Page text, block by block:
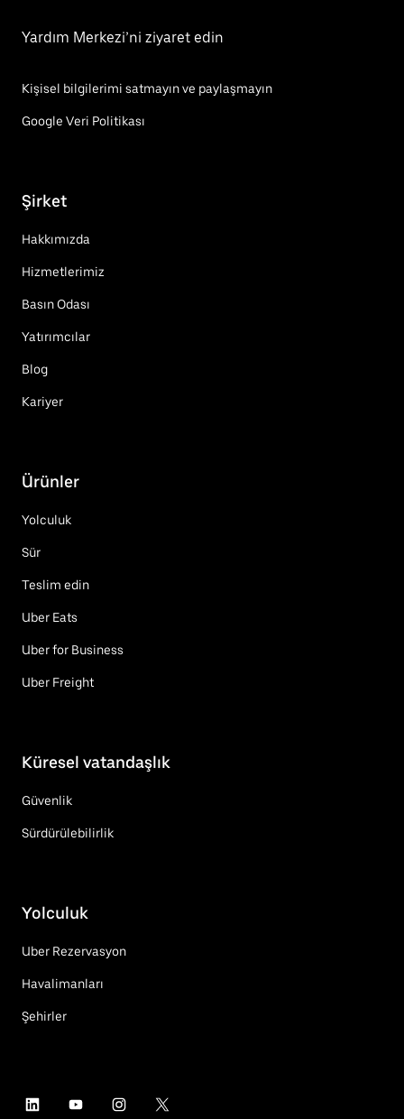
Yardım Merkezi’ni ziyaret edin
Kişisel bilgilerimi satmayın ve paylaşmayın
Google Veri Politikası
Şirket
Hakkımızda
Hizmetlerimiz
Basın Odası
Yatırımcılar
Blog
Kariyer
Ürünler
Yolculuk
Sür
Teslim edin
Uber Eats
Uber for Business
Uber Freight
Küresel vatandaşlık
Güvenlik
Sürdürülebilirlik
Yolculuk
Uber Rezervasyon
Havalimanları
Şehirler